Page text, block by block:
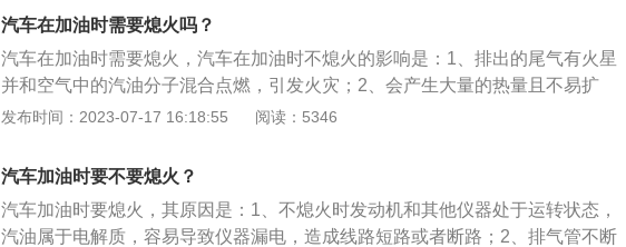
入到油箱深处，避免燃油溢出或溅出油箱引起失火和爆炸；7、开启加油口盖板
或接触燃油腔喷嘴前先触碰车身释放静电，加油时不再进入车辆以免产生静电。
汽车在加油时需要熄火吗？
汽车在加油时需要熄火，汽车在加油时不熄火的影响是：1、排出的尾气有火星
并和空气中的汽油分子混合点燃，引发火灾；2、会产生大量的热量且不易扩
散，汽车发动机运转时产生的火花会将其引燃引爆；3、存在安全隐患，出现路
油时不要回到车内；2、打雷天不要加油；3、不宜加满；4、不要亮黄灯时再加
发布时间：2023-07-17 16:18:55 阅读：5346
汽车加油时要不要熄火？
汽车加油时要熄火，其原因是：1、不熄火时发动机和其他仪器处于运转状态，
汽油属于电解质，容易导致仪器漏电，造成线路短路或者断路；2、排气管不断